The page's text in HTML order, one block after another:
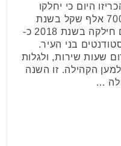
היום כי יחלקו
לסטודנטים בעיר מלגות בסך 700 אלף שקל בשנת
2019. יש לציין עיריית גבעתיים חילקה בשנת 2018 כ-
ש"ח במלגות לכ-42 סטודנטים בני העיר.
שעות שירות, ולגלות
הקהילה. זו השנה
…